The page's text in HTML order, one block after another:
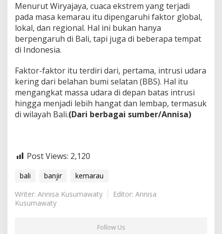
Menurut Wiryajaya, cuaca ekstrem yang terjadi
pada masa kemarau itu dipengaruhi faktor global,
lokal, dan regional. Hal ini bukan hanya
berpengaruh di Bali, tapi juga di beberapa tempat
di Indonesia.
Faktor-faktor itu terdiri dari, pertama, intrusi udara
kering dari belahan bumi selatan (BBS). Hal itu
mengangkat massa udara di depan batas intrusi
hingga menjadi lebih hangat dan lembap, termasuk
di wilayah Bali.(Dari berbagai sumber/Annisa)
Post Views: 2,120
bali banjir
kemarau
Writer: Annisa Kusumawaty
Editor: Annisa
Kusumawaty
Follow Us